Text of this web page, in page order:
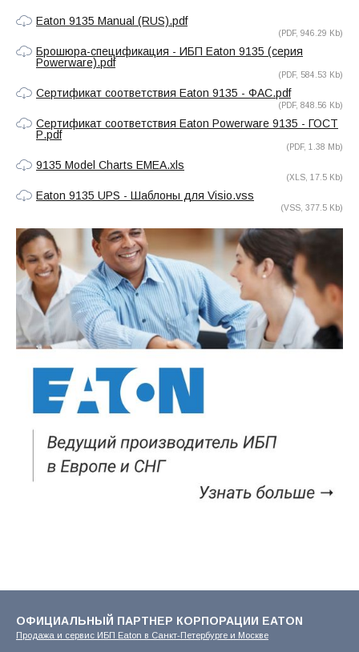
Eaton 9135 Manual (RUS).pdf
(PDF, 946.29 Kb)
Брошюра-спецификация - ИБП Eaton 9135 (серия
Powerware).pdf
(PDF, 584.53 Kb)
Сертификат соответствия Eaton 9135 - ФАС.pdf
(PDF, 848.56 Kb)
Сертификат соответствия Eaton Powerware 9135 - ГОСТ
Р.pdf
(PDF, 1.38 Mb)
9135 Model Charts EMEA.xls
(XLS, 17.5 Kb)
Eaton 9135 UPS - Шаблоны для Visio.vss
(VSS, 377.5 Kb)
ОФИЦИАЛЬНЫЙ ПАРТНЕР КОРПОРАЦИИ EATON
Продажа и сервис ИБП Eaton в Санкт-Петербурге и Москве